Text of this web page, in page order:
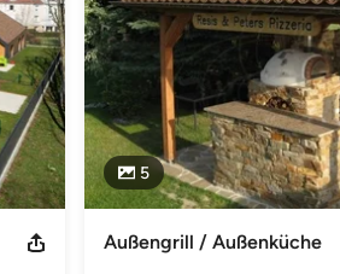
5
Außengrill / Außenküche